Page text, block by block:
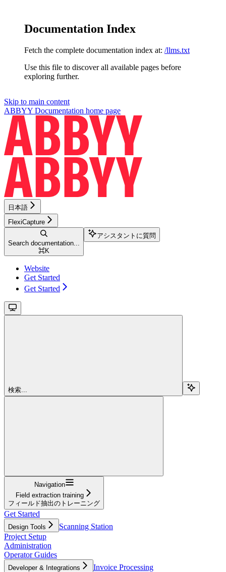
Documentation Index
Fetch the complete documentation index at: /llms.txt
Use this file to discover all available pages before
exploring further.
Skip to main content
ABBYY Documentation home page
日本語
FlexiCapture
Search documentation...
⌘K
アシスタントに質問
Website
Get Started
Get Started
検索...
Navigation
Field extraction training
フィールド抽出のトレーニング
Get Started
Design Tools
Scanning Station
Project Setup
Administration
Operator Guides
Developer & Integrations
Invoice Processing